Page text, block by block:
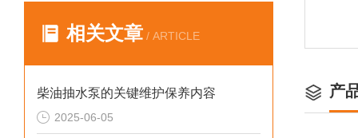
相关文章 / ARTICLE
柴油抽水泵的关键维护保养内容
2025-06-05
产